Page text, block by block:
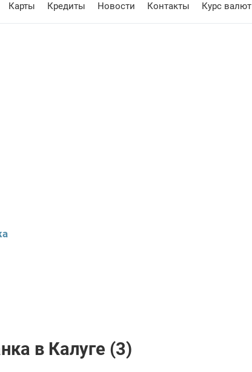
Карты Кредиты Новости Контакты Курс валют
в Калуге (3)